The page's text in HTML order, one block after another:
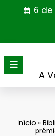
6 de
A
Início »